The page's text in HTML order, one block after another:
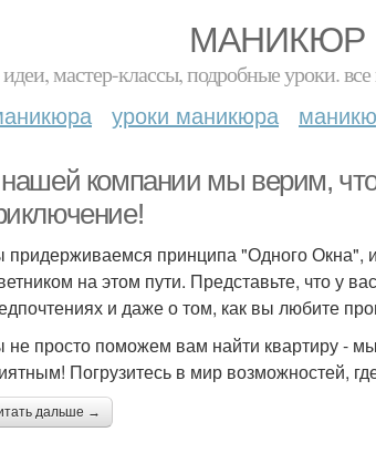
МАНИКЮР
мастер-классы, подробные уроки.
уроки маникюра
компании мы верим, что
принципа "Одного Окна",
на этом пути. Представьте, что у
и даже о том, как вы любите
просто поможем вам найти квартиру -
Погрузитесь в мир возможностей,
дальше →